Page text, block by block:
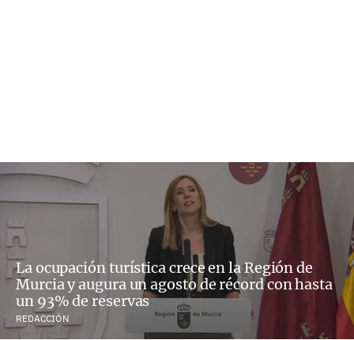
La ocupación turística crece en la Región de
Murcia y augura un agosto de récord con hasta
un 93% de reservas
REDACCIÓN